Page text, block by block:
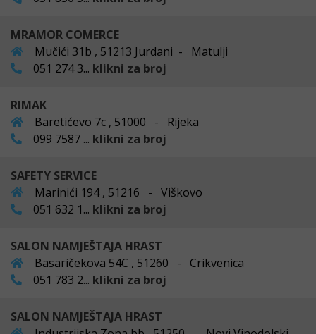
MRAMOR COMERCE
Mučići 31b , 51213 Jurdani - Matulji
051 274 3... klikni za broj
RIMAK
Baretićevo 7c , 51000 - Rijeka
099 7587 ... klikni za broj
SAFETY SERVICE
Marinići 194 , 51216 - Viškovo
051 632 1... klikni za broj
SALON NAMJEŠTAJA HRAST
Basaričekova 54C , 51260 - Crikvenica
051 783 2... klikni za broj
SALON NAMJEŠTAJA HRAST